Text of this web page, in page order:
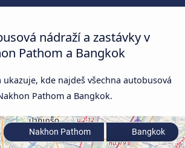
nádraží a zastávky v
Pathom a Bangkok
ukazuje, kde najdeš všechna autobusová
Pathom a Bangkok.
Nakhon Pathom Bangkok